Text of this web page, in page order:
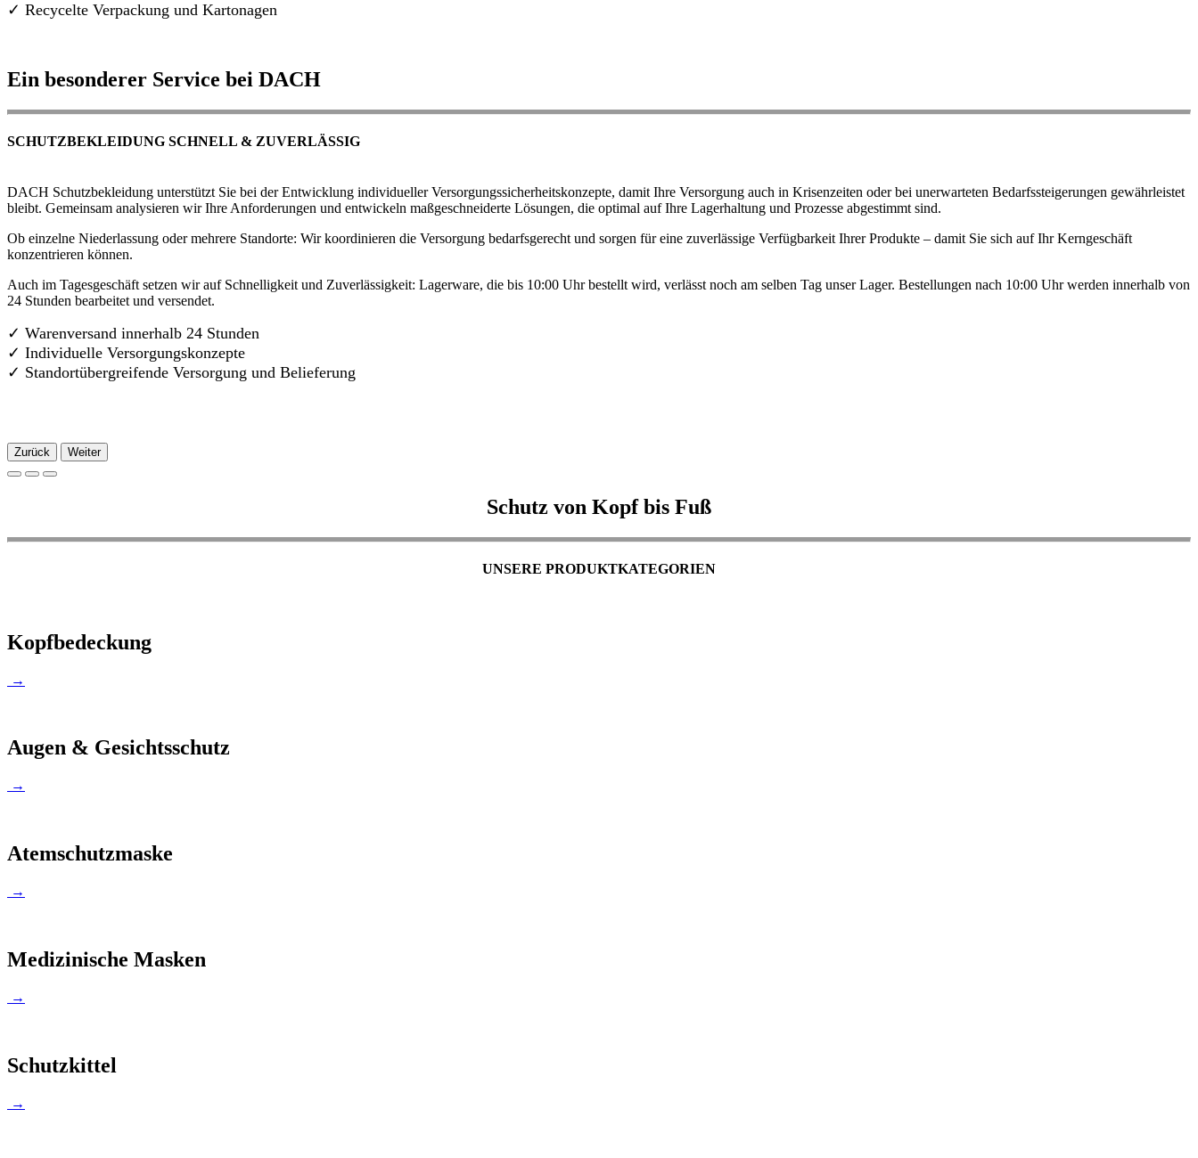
✓ Recycelte Verpackung und Kartonagen
Ein besonderer Service bei DACH
SCHUTZBEKLEIDUNG SCHNELL & ZUVERLÄSSIG
DACH Schutzbekleidung unterstützt Sie bei der Entwicklung individueller Versorgungssicherheitskonzepte, damit Ihre Versorgung auch in Krisenzeiten oder bei unerwarteten Bedarfssteigerungen gewährleistet
bleibt. Gemeinsam analysieren wir Ihre Anforderungen und entwickeln maßgeschneiderte Lösungen, die optimal auf Ihre Lagerhaltung und Prozesse abgestimmt sind.
Ob einzelne Niederlassung oder mehrere Standorte: Wir koordinieren die Versorgung bedarfsgerecht und sorgen für eine zuverlässige Verfügbarkeit Ihrer Produkte – damit Sie sich auf Ihr Kerngeschäft
konzentrieren können.
Auch im Tagesgeschäft setzen wir auf Schnelligkeit und Zuverlässigkeit: Lagerware, die bis 10:00 Uhr bestellt wird, verlässt noch am selben Tag unser Lager. Bestellungen nach 10:00 Uhr werden innerhalb von
24 Stunden bearbeitet und versendet.
✓ Warenversand innerhalb 24 Stunden
✓ Individuelle Versorgungskonzepte
✓ Standortübergreifende Versorgung und Belieferung
Zurück Weiter
Schutz von Kopf bis Fuß
UNSERE PRODUKTKATEGORIEN
Kopfbedeckung
→
Augen & Gesichtsschutz
→
Atemschutzmaske
→
Medizinische Masken
→
Schutzkittel
→